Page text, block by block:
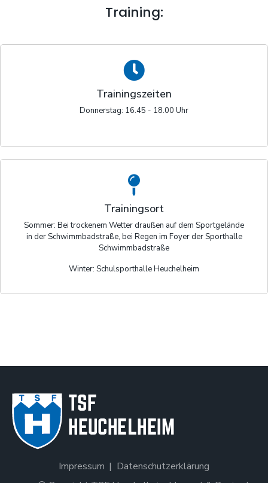
Training:
Trainingszeiten
Donnerstag: 16.45 - 18.00 Uhr
Trainingsort
Sommer: Bei trockenem Wetter draußen auf dem Sportgelände
in der Schwimmbadstraße, bei Regen im Foyer der Sporthalle
Schwimmbadstraße
Winter: Schulsporthalle Heuchelheim
Impressum
Datenschutzerklärung